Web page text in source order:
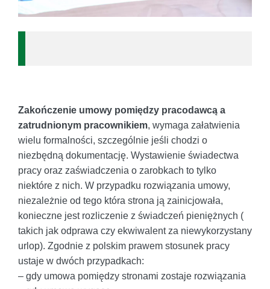
Zakończenie umowy pomiędzy pracodawcą a
zatrudnionym pracownikiem, wymaga załatwienia
wielu formalności, szczególnie jeśli chodzi o
niezbędną dokumentację. Wystawienie świadectwa
pracy oraz zaświadczenia o zarobkach to tylko
niektóre z nich. W przypadku rozwiązania umowy,
niezależnie od tego która strona ją zainicjowała,
konieczne jest rozliczenie z świadczeń pieniężnych (
takich jak odprawa czy ekwiwalent za niewykorzystany
urlop). Zgodnie z polskim prawem stosunek pracy
ustaje w dwóch przypadkach:
– gdy umowa pomiędzy stronami zostaje rozwiązania